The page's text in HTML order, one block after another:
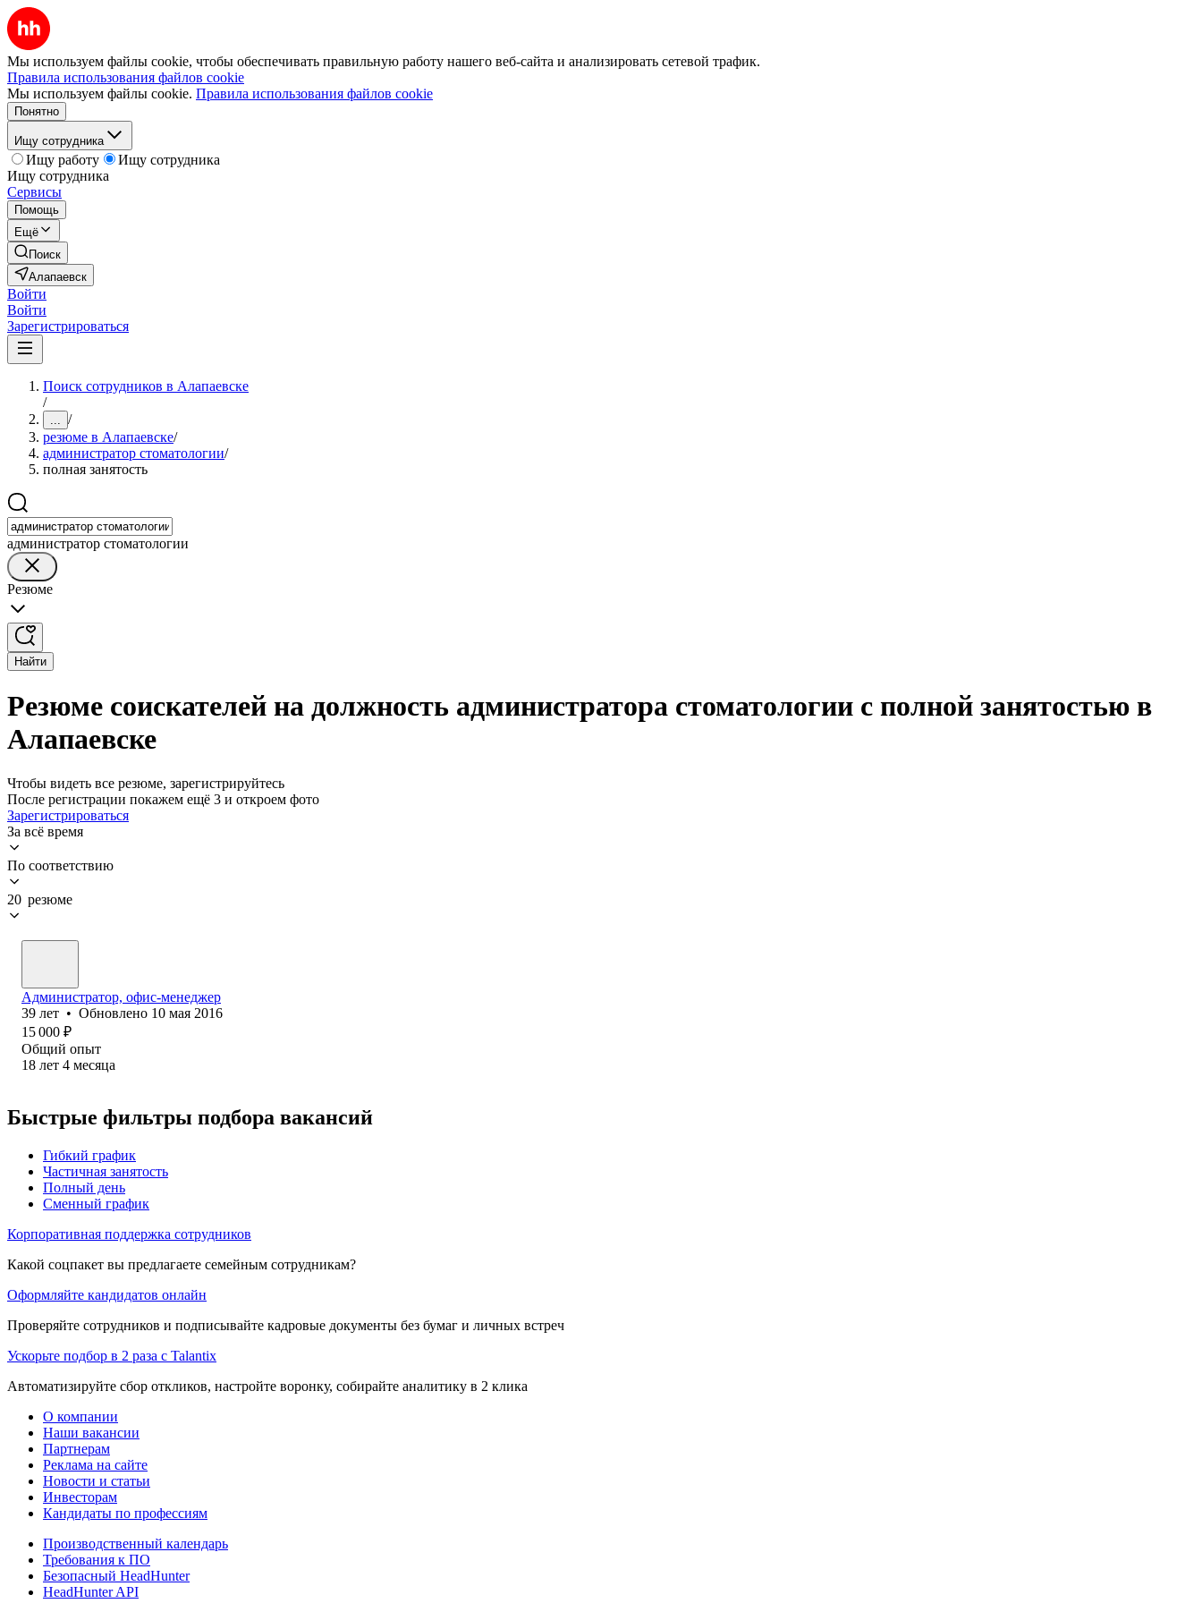
Мы используем файлы cookie, чтобы обеспечивать правильную работу нашего веб-сайта и анализировать сетевой трафик.
Правила использования файлов cookie
Мы используем файлы cookie. Правила использования файлов cookie
Понятно
Ищу сотрудника
Ищу работу
Ищу сотрудника
Ищу сотрудника
Сервисы
Помощь
Ещё
Поиск
Алапаевск
Войти
Войти
Зарегистрироваться
Поиск сотрудников в Алапаевске
/
... /
резюме в Алапаевске/
администратор стоматологии/
полная занятость
администратор стоматологии
Резюме
Найти
Резюме соискателей на должность администратора стоматологии с полной занятостью в
Алапаевске
Чтобы видеть все резюме, зарегистрируйтесь
После регистрации покажем ещё 3 и откроем фото
Зарегистрироваться
За всё время
По соответствию
20 резюме
Администратор, офис-менеджер
39 лет • Обновлено 10 мая 2016
15 000 ₽
Общий опыт
18 лет 4 месяца
Быстрые фильтры подбора вакансий
Гибкий график
Частичная занятость
Полный день
Сменный график
Корпоративная поддержка сотрудников
Какой соцпакет вы предлагаете семейным сотрудникам?
Оформляйте кандидатов онлайн
Проверяйте сотрудников и подписывайте кадровые документы без бумаг и личных встреч
Ускорьте подбор в 2 раза с Talantix
Автоматизируйте сбор откликов, настройте воронку, собирайте аналитику в 2 клика
О компании
Наши вакансии
Партнерам
Реклама на сайте
Новости и статьи
Инвесторам
Кандидаты по профессиям
Производственный календарь
Требования к ПО
Безопасный HeadHunter
HeadHunter API